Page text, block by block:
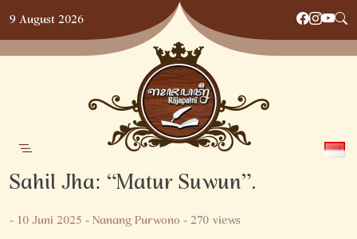
Skip
to
content
9 August 2026
Sahil Jha: “Matur Suwun”.
-10 Juni 2025-Nanang Purwono- 270 views